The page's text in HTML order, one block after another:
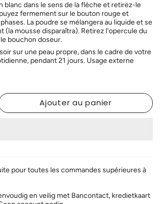
blanc dans le sens de la flèche et retirez-le
fermement sur le bouton rouge et
La poudre se mélangera au liquide et se
(la mousse disparaîtra). Retirez l'opercule du
bouchon doseur.
sur une peau propre, dans le cadre de votre
pendant 21 jours. Usage externe
Ajouter au panier
pour toutes les commandes supérieures à
en veilig met Bancontact, kredietkaart